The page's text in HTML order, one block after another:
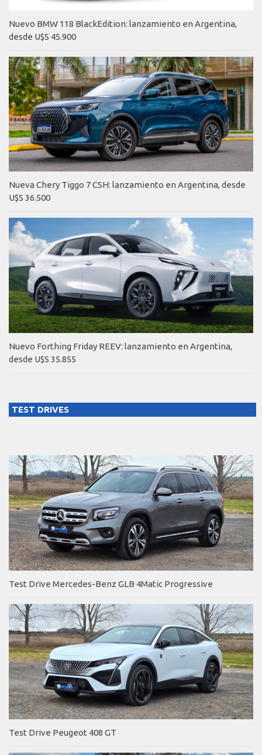
Nuevo BMW 118 BlackEdition: lanzamiento en Argentina,
desde U$S 45.900
Nueva Chery Tiggo 7 CSH: lanzamiento en Argentina, desde
U$S 36.500
Nuevo Forthing Friday REEV: lanzamiento en Argentina,
desde U$S 35.855
TEST DRIVES
Test Drive Mercedes-Benz GLB 4Matic Progressive
Test Drive Peugeot 408 GT